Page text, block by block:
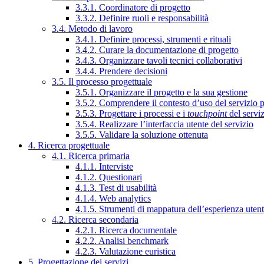
3.3.1. Coordinatore di progetto
3.3.2. Definire ruoli e responsabilità
3.4. Metodo di lavoro
3.4.1. Definire processi, strumenti e rituali
3.4.2. Curare la documentazione di progetto
3.4.3. Organizzare tavoli tecnici collaborativi
3.4.4. Prendere decisioni
3.5. Il processo progettuale
3.5.1. Organizzare il progetto e la sua gestione
3.5.2. Comprendere il contesto d’uso del servizio
3.5.3. Progettare i processi e i touchpointdel
3.5.4. Realizzare l’interfaccia utente del servizio
3.5.5. Validare la soluzione ottenuta
4. Ricerca progettuale
4.1. Ricerca primaria
4.1.1. Interviste
4.1.2. Questionari
4.1.3. Test di usabilità
4.1.4. Web analytics
4.1.5. Strumenti di mappatura dell’esperienza
4.2. Ricerca secondaria
4.2.1. Ricerca documentale
4.2.2. Analisi benchmark
4.2.3. Valutazione euristica
5. Progettazione dei servizi